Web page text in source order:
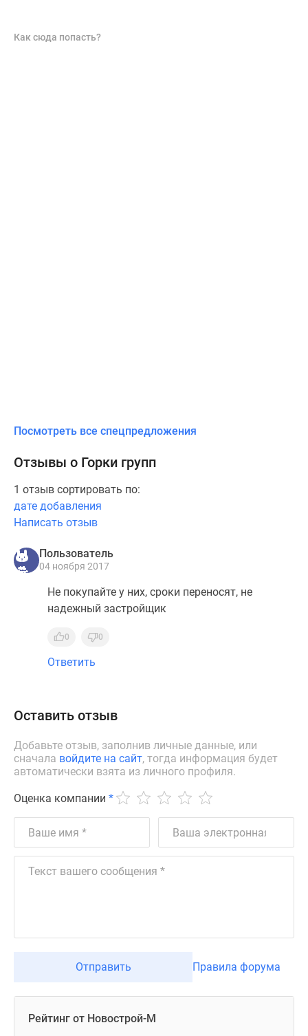
Как сюда попасть?
Посмотреть все спецпредложения
Отзывы о Горки групп
1 отзыв сортировать по:
дате добавления
Написать отзыв
Пользователь
04 ноября 2017
Не покупайте у них, сроки переносят, не
надежный застройщик
0 0
Ответить
Оставить отзыв
Добавьте отзыв, заполнив личные данные, или
сначала войдите на сайт, тогда информация будет
автоматически взята из личного профиля.
Оценка компании *
Отправить Правила форума
Рейтинг от Новострой-М